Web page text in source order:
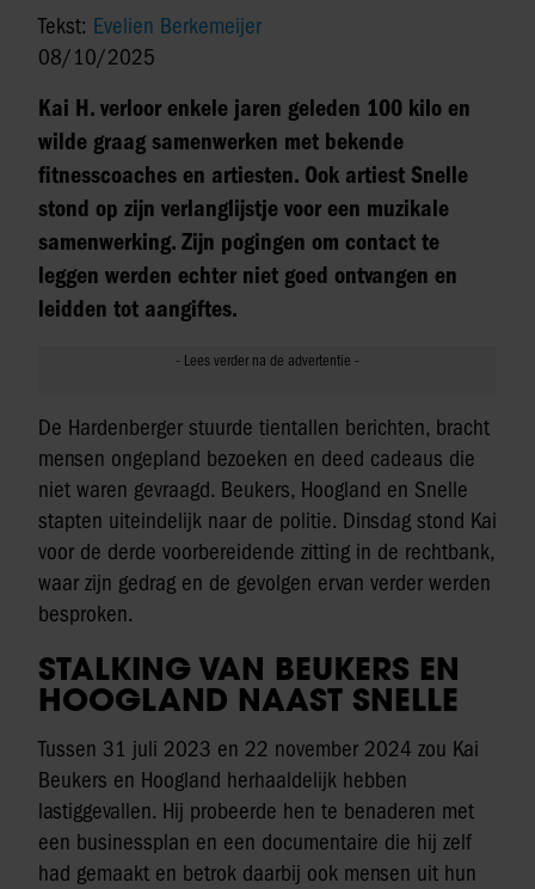
Tekst: Evelien Berkemeijer
08/10/2025
Kai H. verloor enkele jaren geleden 100 kilo en
wilde graag samenwerken met bekende
fitnesscoaches en artiesten. Ook artiest Snelle
stond op zijn verlanglijstje voor een muzikale
samenwerking. Zijn pogingen om contact te
leggen werden echter niet goed ontvangen en
leidden tot aangiftes.
De Hardenberger stuurde tientallen berichten, bracht
mensen ongepland bezoeken en deed cadeaus die
niet waren gevraagd. Beukers, Hoogland en Snelle
stapten uiteindelijk naar de politie. Dinsdag stond Kai
voor de derde voorbereidende zitting in de rechtbank,
waar zijn gedrag en de gevolgen ervan verder werden
besproken.
STALKING VAN BEUKERS EN
HOOGLAND NAAST SNELLE
Tussen 31 juli 2023 en 22 november 2024 zou Kai
Beukers en Hoogland herhaaldelijk hebben
lastiggevallen. Hij probeerde hen te benaderen met
een businessplan en een documentaire die hij zelf
had gemaakt en betrok daarbij ook mensen uit hun